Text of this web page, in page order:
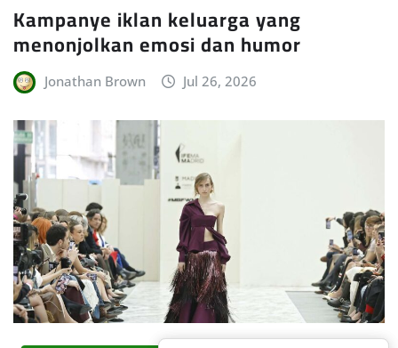
Kampanye iklan keluarga yang
menonjolkan emosi dan humor
Jonathan Brown Jul 26, 2026